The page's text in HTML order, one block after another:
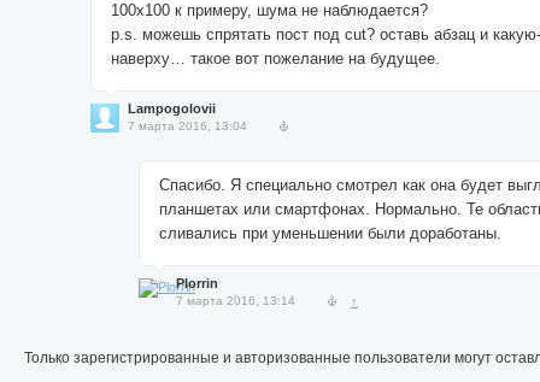
100х100 к примеру, шума не наблюдается?
p.s. можешь спрятать пост под cut? оставь абзац и
наверху… такое вот пожелание на будущее.
Lampogolovii
7 марта 2016, 13:04
Спасибо. Я специально смотрел как она будет
планшетах или смартфонах. Нормально. Те
сливались при уменьшении были доработаны.
Plorrin
7 марта 2016, 13:14 ↑
Только зарегистрированные и авторизованные пользователи могут